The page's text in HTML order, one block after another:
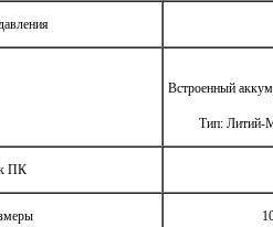
Встроенный
Тип: Литий-
ПК